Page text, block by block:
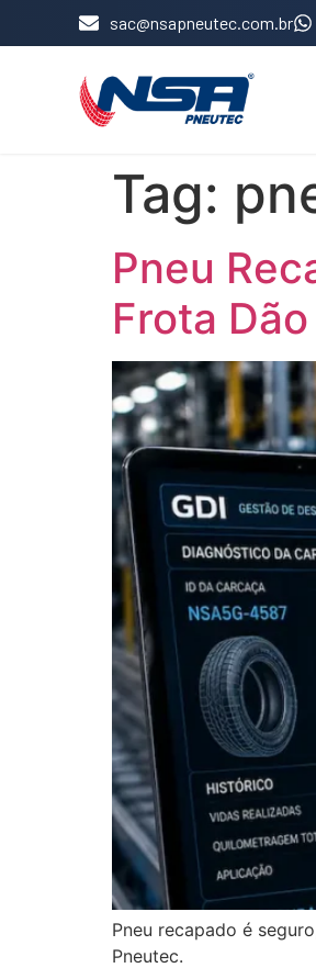
sac@nsapneutec.com.br
Tag:
Pneu
Frota Dão
Pneu recapado é
Pneutec.